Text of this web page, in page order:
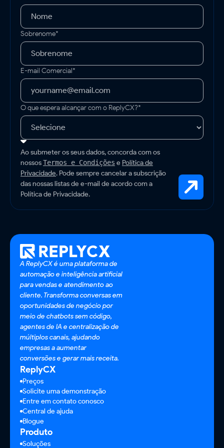
Sobrenome*
E-mail Comercial*
O que espera alcançar com o ReplyCX?*
Ao submeter os seus dados, concorda com os
nossosTermos e Condições e Política de
Privacidade. Pode sempre cancelar a subscrição
das nossas listas de e-mail de acordo com a
Política de Privacidade.
A ReplyCX é uma plataforma de
automação e inteligência artificial
para vendas e atendimento ao
cliente. Transforma conversas em
oportunidades de negócio por
meio de chatbots sem código,
agentes de IA e centralização de
múltiplos canais, ajudando
empresas a aumentar
conversões e gerar mais receita.
ReplyCX
Preços
Solicite uma demonstração
Entre em contato conosco
Central de ajuda
Blogue
Produto
Soluções